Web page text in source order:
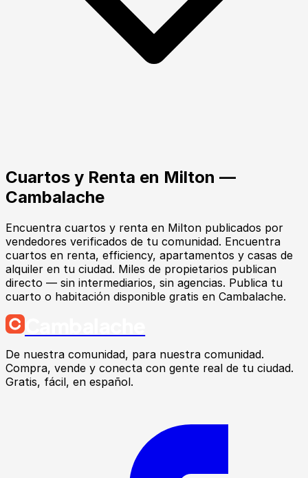
Cuartos y Renta en Milton —
Cambalache
Encuentra cuartos y renta en Milton publicados por
vendedores verificados de tu comunidad. Encuentra
cuartos en renta, efficiency, apartamentos y casas de
alquiler en tu ciudad. Miles de propietarios publican
directo — sin intermediarios, sin agencias. Publica tu
cuarto o habitación disponible gratis en Cambalache.
De nuestra comunidad, para nuestra comunidad.
Compra, vende y conecta con gente real de tu ciudad.
Gratis, fácil, en español.